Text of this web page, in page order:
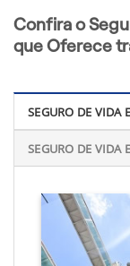
Confira o
que Oferece
SEGURO DE VIDA
SEGURO DE VIDA